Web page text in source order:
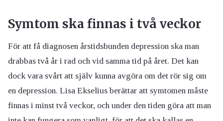
Symtom ska finnas i två veckor
För att få diagnosen årstidsbunden depression ska man
drabbas två år i rad och vid samma tid på året. Det kan
dock vara svårt att själv kunna avgöra om det rör sig om
en depression. Lisa Ekselius berättar att symtomen måste
finnas i minst två veckor, och under den tiden göra att man